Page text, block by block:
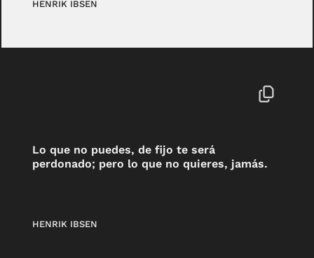
HENRIK IBSEN
Lo que no puedes, de fijo te será
perdonado; pero lo que no quieres, jamás.
HENRIK IBSEN